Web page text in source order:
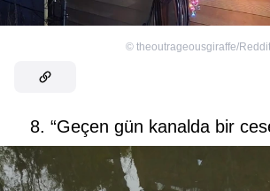
© theoutrageousgiraffe/Reddit
8. “Geçen gün kanalda bir